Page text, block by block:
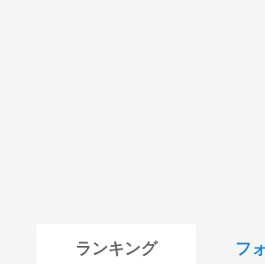
ランキング フ